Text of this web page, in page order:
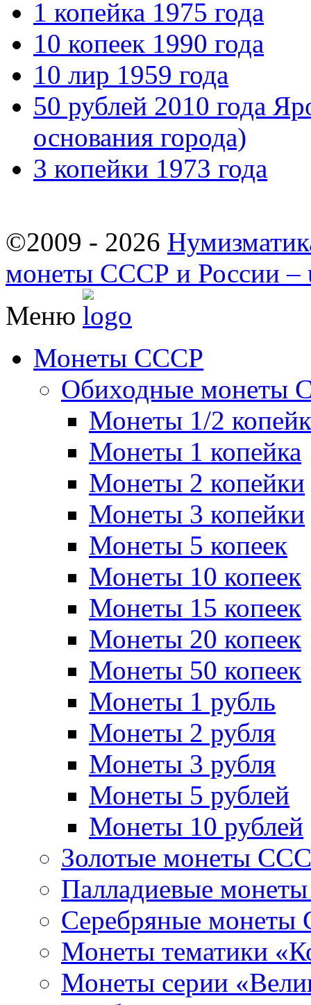
1 копейка 1975 года
10 копеек 1990 года
10 лир 1959 года
50 рублей 2010 года
основания города)
3 копейки 1973 года
©2009 - 2026
монеты СССР и России –
Меню
Монеты СССР
Обиходные монеты
Монеты 1/2
Монеты 1 копейка
Монеты 2 копейки
Монеты 3 копейки
Монеты 5 копеек
Монеты 10 копеек
Монеты 15 копеек
Монеты 20 копеек
Монеты 50 копеек
Монеты 1 рубль
Монеты 2 рубля
Монеты 3 рубля
Монеты 5 рублей
Монеты 10 рублей
Золотые монеты
Палладиевые
Серебряные монеты
Монеты тематики
Монеты серии